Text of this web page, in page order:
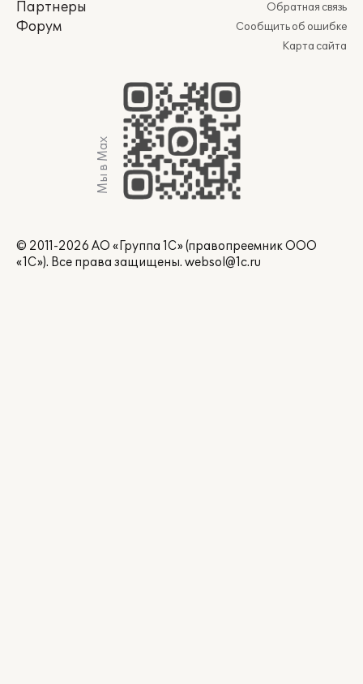
Партнеры
Форум
Обратная связь
Сообщить об ошибке
Карта сайта
Мы в Max
© 2011-2026 АО «Группа 1С» (правопреемник ООО
«1С»). Все права защищены. websol@1c.ru